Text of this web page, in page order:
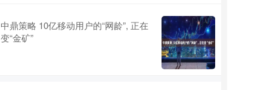
中鼎策略 10亿移动用户的“网龄”, 正在
变“金矿”